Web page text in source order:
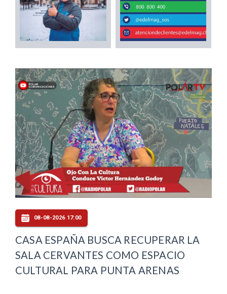
08-08-2026 17:00
CASA ESPAÑA BUSCA RECUPERAR LA
SALA CERVANTES COMO ESPACIO
CULTURAL PARA PUNTA ARENAS